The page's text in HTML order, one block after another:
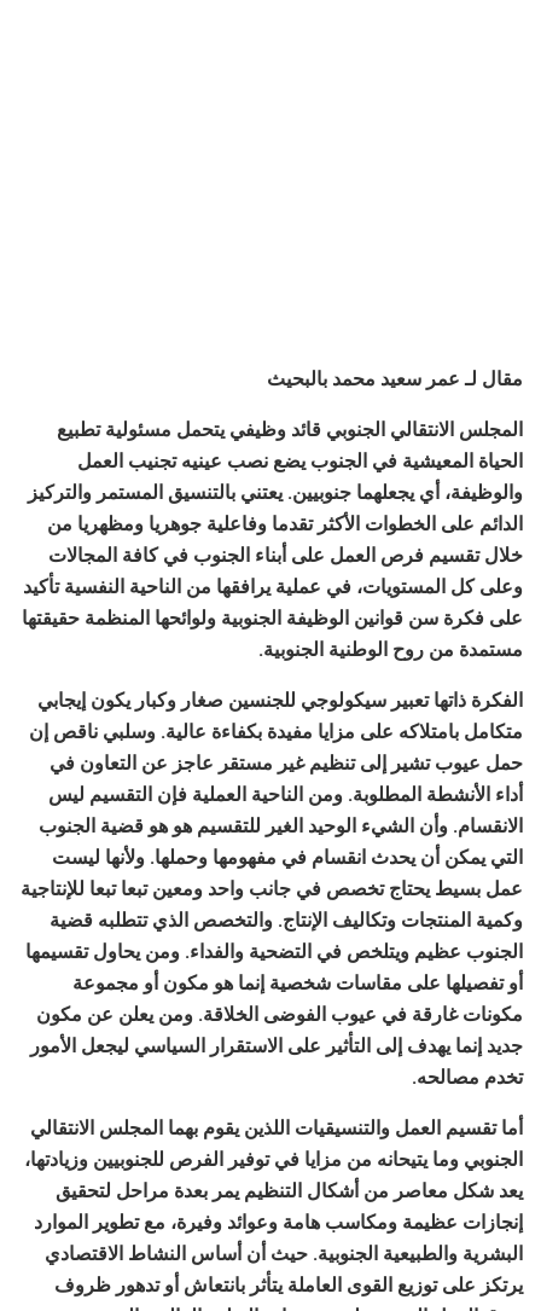
مقال لـ عمر سعيد محمد بالبحيث
المجلس الانتقالي الجنوبي قائد وظيفي يتحمل مسئولية تطبيع
الحياة المعيشية في الجنوب يضع نصب عينيه تجنيب العمل
والوظيفة، أي يجعلهما جنوبيين. يعتني بالتنسيق المستمر والتركيز
الدائم على الخطوات الأكثر تقدما وفاعلية جوهريا ومظهريا من
خلال تقسيم فرص العمل على أبناء الجنوب في كافة المجالات
وعلى كل المستويات، في عملية يرافقها من الناحية النفسية تأكيد
على فكرة سن قوانين الوظيفة الجنوبية ولوائحها المنظمة حقيقتها
مستمدة من روح الوطنية الجنوبية.
الفكرة ذاتها تعبير سيكولوجي للجنسين صغار وكبار يكون إيجابي
متكامل بامتلاكه على مزايا مفيدة بكفاءة عالية. وسلبي ناقص إن
حمل عيوب تشير إلى تنظيم غير مستقر عاجز عن التعاون في
أداء الأنشطة المطلوبة. ومن الناحية العملية فإن التقسيم ليس
الانقسام. وأن الشيء الوحيد الغير للتقسيم هو هو قضية الجنوب
التي يمكن أن يحدث انقسام في مفهومها وحملها. ولأنها ليست
عمل بسيط يحتاج تخصص في جانب واحد ومعين تبعا تبعا للإنتاجية
وكمية المنتجات وتكاليف الإنتاج. والتخصص الذي تتطلبه قضية
الجنوب عظيم ويتلخص في التضحية والفداء. ومن يحاول تقسيمها
أو تفصيلها على مقاسات شخصية إنما هو مكون أو مجموعة
مكونات غارقة في عيوب الفوضى الخلاقة. ومن يعلن عن مكون
جديد إنما يهدف إلى التأثير على الاستقرار السياسي ليجعل الأمور
تخدم مصالحه.
أما تقسيم العمل والتنسيقيات اللذين يقوم بهما المجلس الانتقالي
الجنوبي وما يتيحانه من مزايا في توفير الفرص للجنوبيين وزيادتها،
يعد شكل معاصر من أشكال التنظيم يمر بعدة مراحل لتحقيق
إنجازات عظيمة ومكاسب هامة وعوائد وفيرة، مع تطوير الموارد
البشرية والطبيعية الجنوبية. حيث أن أساس النشاط الاقتصادي
يرتكز على توزيع القوى العاملة يتأثر بانتعاش أو تدهور ظروف